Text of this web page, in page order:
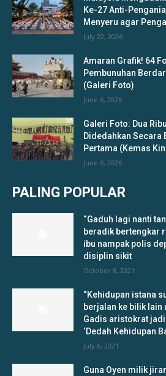
Ke-27 Anti-
Menyeru agar
July 22, 2026
Amaran Grafik! 64
Pembunuhan
(Galeri Foto)
June 6, 2026
Galeri Foto: Dua
Didedahkan Secara
Pertama (Kemas
June 6, 2026
PALING POPULAR
“Gaduh lagi nanti
beradik bertengkar
ibu nampak polis
disiplin sikit
October 8, 2021
“Kehidupan istana
berjalan ke bilik lain
Gadis aristokrat
‘Dedah Kehidupan
July 6, 2021
Guna Oyen milik